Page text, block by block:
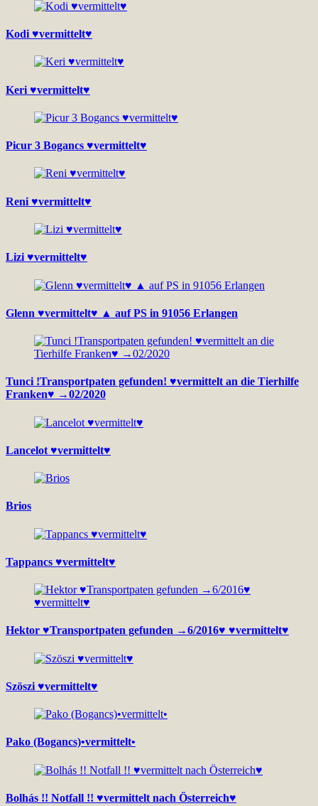
Kodi ♥vermittelt♥
Keri ♥vermittelt♥
Picur 3 Bogancs ♥vermittelt♥
Reni ♥vermittelt♥
Lizi ♥vermittelt♥
Glenn ♥vermittelt♥ ▲ auf PS in 91056 Erlangen
Tunci !Transportpaten gefunden! ♥vermittelt an die Tierhilfe
Franken♥ →02/2020
Lancelot ♥vermittelt♥
Brios
Tappancs ♥vermittelt♥
Hektor ♥Transportpaten gefunden →6/2016♥ ♥vermittelt♥
Szöszi ♥vermittelt♥
Pako (Bogancs)•vermittelt•
Bolhás !! Notfall !! ♥vermittelt nach Österreich♥